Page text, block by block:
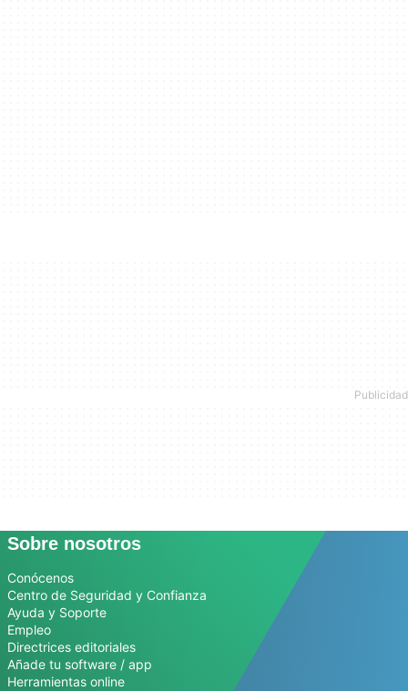
Sobre nosotros
Conócenos
Centro de Seguridad y Confianza
Ayuda y Soporte
Empleo
Directrices editoriales
Añade tu software / app
Herramientas online